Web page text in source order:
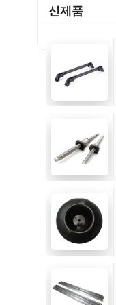
신제품